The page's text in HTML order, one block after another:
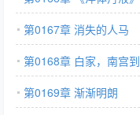
第0167章 消失的人马
第0168章 白家，南宫到
第0169章 渐渐明朗